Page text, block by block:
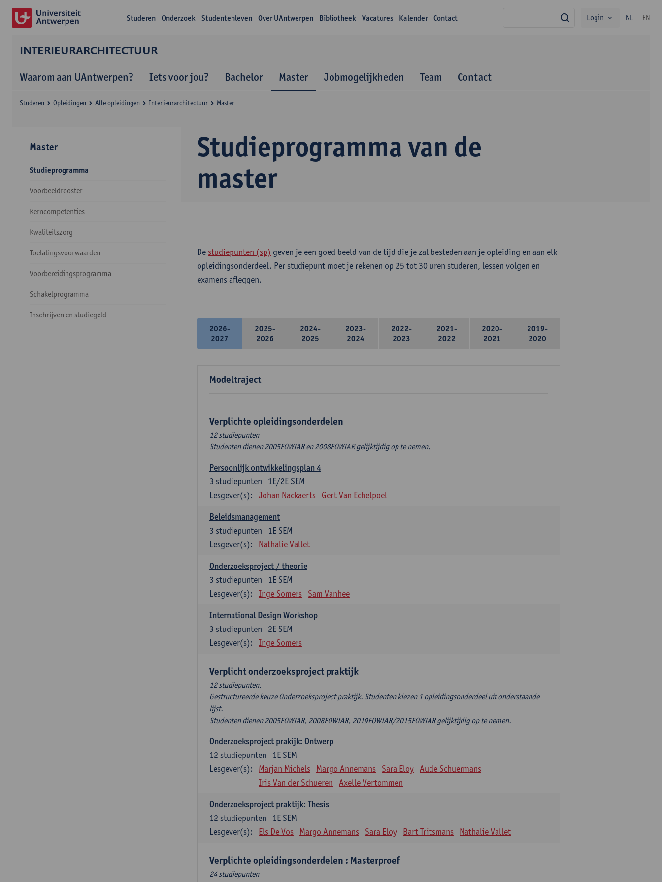
Studeren Onderzoek Studentenleven Over UAntwerpen Bibliotheek Vacatures Kalender Contact zoekLogin NL EN
INTERIEURARCHITECTUUR
Waarom aan UAntwerpen? Iets voor jou? Bachelor Master Jobmogelijkheden Team Contact
Studieprogramma van de
master
Studeren Opleidingen Alle opleidingen Interieurarchitectuur Master
Master
Studieprogramma
Voorbeeldrooster
Kerncompetenties
Kwaliteitszorg
Toelatingsvoorwaarden
Voorbereidingsprogramma
Schakelprogramma
Inschrijven en studiegeld
De studiepunten (sp) geven je een goed beeld van de tijd die je zal besteden aan je opleiding en aan elk
opleidingsonderdeel. Per studiepunt moet je rekenen op 25 tot 30 uren studeren, lessen volgen en
examens afleggen.
2026-
2027
2025-
2026
2024-
2025
2023-
2024
2022-
2023
2021-
2022
2020-
2021
2019-
2020
Modeltraject
Verplichte opleidingsonderdelen
12 studiepunten
Studenten dienen 2005FOWIAR en 2008FOWIAR gelijktijdig op te nemen.
Persoonlijk ontwikkelingsplan 4
1E/2E SEM
3 studiepunten
Lesgever(s):
Johan Nackaerts Gert Van Echelpoel
Beleidsmanagement
1E SEM
3 studiepunten
Lesgever(s):
Nathalie Vallet
Onderzoeksproject / theorie
1E SEM
3 studiepunten
Lesgever(s):
Inge Somers Sam Vanhee
International Design Workshop
2E SEM
3 studiepunten
Lesgever(s):
Inge Somers
Verplicht onderzoeksproject praktijk
12 studiepunten.
Gestructureerde keuze Onderzoeksproject praktijk. Studenten kiezen 1 opleidingsonderdeel uit onderstaande
lijst.
Studenten dienen 2005FOWIAR, 2008FOWIAR, 2019FOWIAR/2015FOWIAR gelijktijdig op te nemen.
Onderzoeksproject prakijk: Ontwerp
1E SEM
12 studiepunten
Lesgever(s):
Marjan Michels Margo Annemans Sara Eloy Aude Schuermans
Iris Van der Schueren
Axelle Vertommen
Onderzoeksproject praktijk: Thesis
1E SEM
12 studiepunten
Lesgever(s):
Els De Vos Margo Annemans Sara Eloy Bart Tritsmans Nathalie Vallet
Verplichte opleidingsonderdelen : Masterproef
24 studiepunten